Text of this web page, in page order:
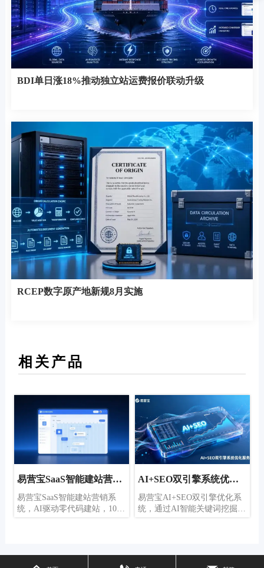
BDI单日涨18%推动独立站运费报价联动升级
RCEP数字原产地新规8月实施
相关产品
易营宝SaaS智能建站营销
系统
易营宝SaaS智能建站营销系
统，AI驱动零代码建站，10分
全球市场。技术与操作的完美
融合，让外贸建站简单到极致
AI+SEO双引擎系统优化
服务
易营宝AI+SEO双引擎优化系
统，通过AI智能关键词挖掘、
化率。